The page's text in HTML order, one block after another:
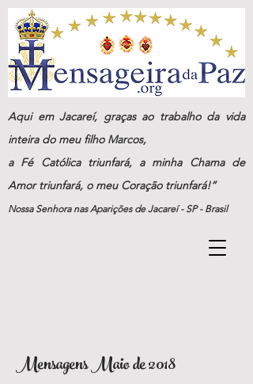
Aqui em Jacareí, graças ao trabalho da vida
inteira do meu filho Marcos,
a Fé Católica triunfará, a minha Chama de
Amor triunfará, o meu Coração triunfará!”
Nossa Senhora nas Aparições de Jacareí - SP - Brasil
Mensagens Maio de 2018